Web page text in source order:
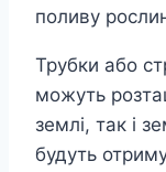
поливу
Трубки або
можуть
землі, так і
будуть